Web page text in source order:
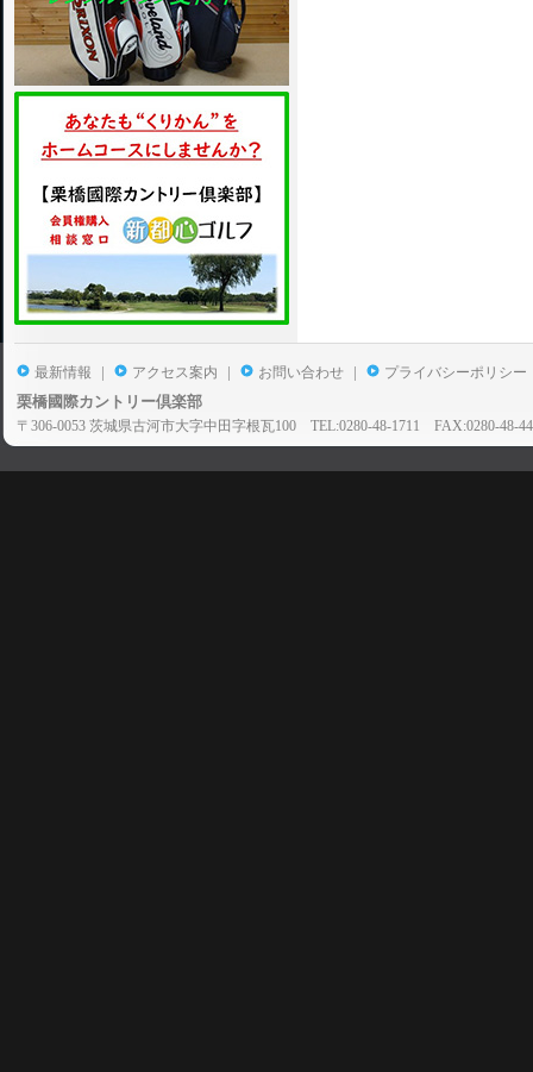
最新情報 | アクセス案内 | お問い合わせ | プライバシーポリシー
栗橋國際カントリー倶楽部
〒306-0053 茨城県古河市大字中田字根瓦100 TEL:0280-48-1711 FAX:0280-48-